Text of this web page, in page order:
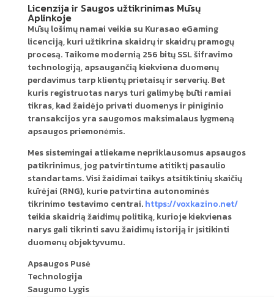
Licenzija ir Saugos užtikrinimas Mūsų
Aplinkoje
Mūsų lošimų namai veikia su Kurasao eGaming
licenciją, kuri užtikrina skaidrų ir skaidrų pramogų
procesą. Taikome modernią 256 bitų SSL šifravimo
technologiją, apsaugančią kiekviena duomenų
perdavimus tarp klientų prietaisų ir serverių. Bet
kuris registruotas narys turi galimybę būti ramiai
tikras, kad žaidėjo privati duomenys ir piniginio
transakcijos yra saugomos maksimalaus lygmeną
apsaugos priemonėmis.
Mes sistemingai atliekame nepriklausomus apsaugos
patikrinimus, jog patvirtintume atitiktį pasaulio
standartams. Visi žaidimai taikys atsitiktinių skaičių
kūrėjai (RNG), kurie patvirtina autonominės
tikrinimo testavimo centrai.https://voxkazino.net/
teikia skaidrią žaidimų politiką, kurioje kiekvienas
narys gali tikrinti savu žaidimų istoriją ir įsitikinti
duomenų objektyvumu.
Apsaugos Pusė
Technologija
Saugumo Lygis